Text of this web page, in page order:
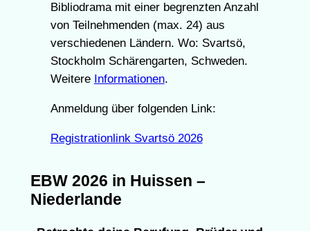
Bibliodrama mit einer begrenzten Anzahl
von Teilnehmenden (max. 24) aus
verschiedenen Ländern. Wo: Svartsö,
Stockholm Schärengarten, Schweden.
Weitere Informationen.
Anmeldung über folgenden Link:
Registrationlink Svartsö 2026
EBW 2026 in Huissen –
Niederlande